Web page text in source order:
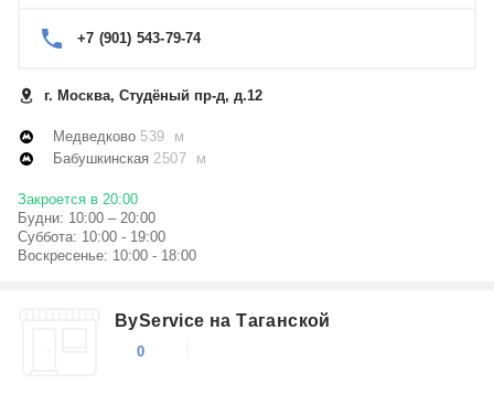
+7 (901) 543-79-74
г. Москва, Студёный пр-д, д.12
Медведково 539 м
Бабушкинская 2507 м
Закроется в 20:00
Будни: 10:00 – 20:00
Суббота: 10:00 - 19:00
Воскресенье: 10:00 - 18:00
ByService на Таганской
0